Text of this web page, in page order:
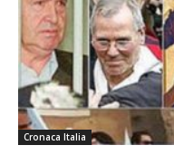
Cronaca Italia